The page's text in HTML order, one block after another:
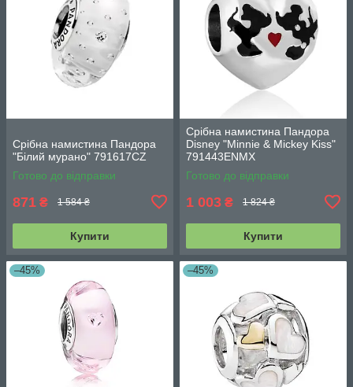
Срібна намистина Пандора
"Білий мурано" 791617CZ
Готово до відправки
871 ₴ 1 584 ₴
Купити
Срібна намистина Пандора
Disney "Minnie & Mickey Kiss"
791443ENMX
Готово до відправки
1 003 ₴ 1 824 ₴
Купити
–45% –45%